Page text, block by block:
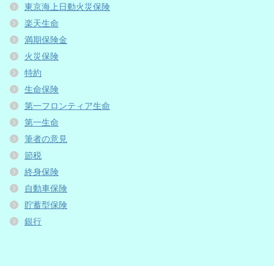
東京海上日動火災保険
楽天生命
満期保険金
火災保険
特約
生命保険
第一フロンティア生命
第一生命
筆者の意見
節税
終身保険
自動車保険
貯蓄型保険
銀行